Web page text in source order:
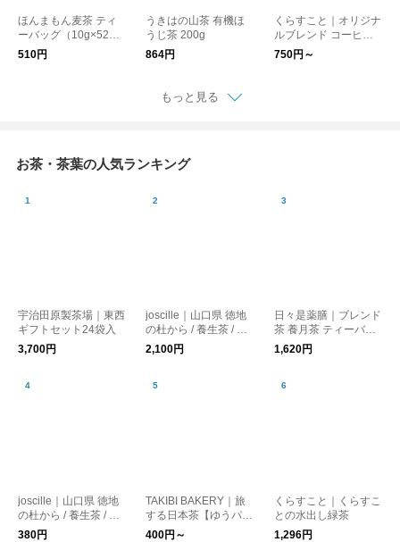
ほんまもん麦茶 ティ
ーバッグ（10g×52パ
ック）
510円
うきはの山茶 有機ほ
うじ茶 200g
864円
くらすこと｜オリジナ
ルブレンド コーヒー
バッグ［ギフト/贈り
物］
750円～
もっと見る
お茶・茶葉の人気ランキング
宇治田原製茶場｜東西
ギフトセット24袋入
3,700円
joscille｜山口県 徳地
の杜から / 養生茶 / 艶 /
ティーバッグ15個入
り
2,100円
日々是薬膳｜ブレンド
茶 養月茶 ティーバッ
グBOX
1,620円
joscille｜山口県 徳地
の杜から / 養生茶 / 蓬 /
茶葉5g入り
380円
TAKIBI BAKERY｜旅
する日本茶【ゆうパケ
ット対応】
400円～
くらすこと｜くらすこ
との水出し緑茶
1,296円